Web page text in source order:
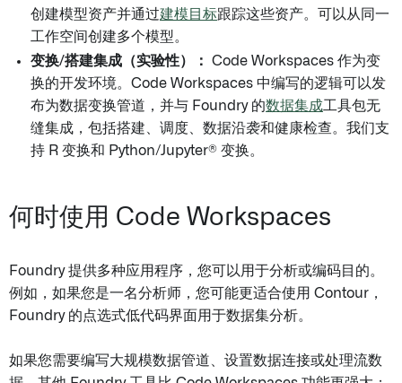
创建模型资产并通过建模目标跟踪这些资产。可以从同一
工作空间创建多个模型。
变换/搭建集成（实验性）：
Code Workspaces 作为变
换的开发环境。Code Workspaces 中编写的逻辑可以发
布为数据变换管道，并与 Foundry 的数据集成 工具包无
缝集成，包括搭建、调度、数据沿袭和健康检查。我们支
持 R 变换和 Python/Jupyter® 变换。
何时使用 Code Workspaces
Foundry 提供多种应用程序，您可以用于分析或编码目的。
例如，如果您是一名分析师，您可能更适合使用 Contour，
Foundry 的点选式低代码界面用于数据集分析。
如果您需要编写大规模数据管道、设置数据连接或处理流数